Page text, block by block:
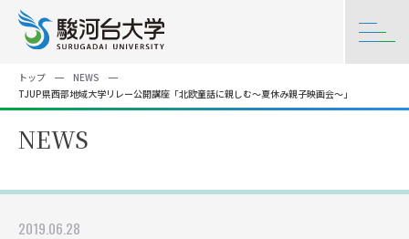
トップ
NEWS
TJUP県西部地域大学リレー公開講座「北欧童話に親しむ～夏休み親子映画会～」
NEWS
2019.06.28